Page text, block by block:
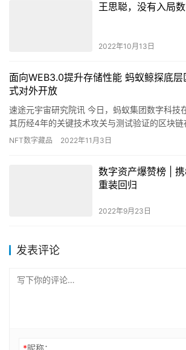
王思聪，没有入局
2022年10月13日
面向WEB3.0提升存储性能 蚂蚁鲸探底
式对外开放
速途元宇宙研究院讯 今日，蚂蚁集团数字科技
其历经4年的关键技术攻关与测试验证的区块链
LETUS（Log-structured Efficient Trus…
NFT数字藏品 2022年11月3日
数字资产爆赞榜 |
重装回归
2022年9月23日
发表评论